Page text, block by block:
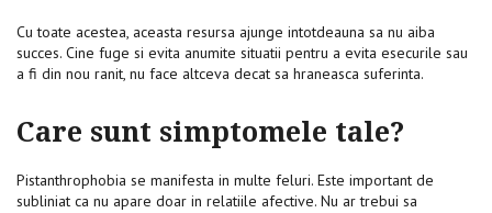
Cu toate acestea, aceasta resursa ajunge intotdeauna sa nu aiba
succes. Cine fuge si evita anumite situatii pentru a evita esecurile sau
a fi din nou ranit, nu face altceva decat sa hraneasca suferinta.
Care sunt simptomele tale?
Pistanthrophobia se manifesta in multe feluri. Este important de
subliniat ca nu apare doar in relatiile afective. Nu ar trebui sa